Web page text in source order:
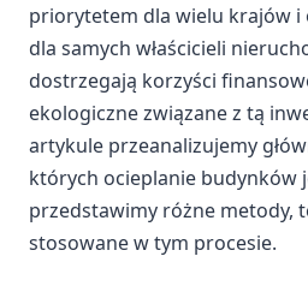
priorytetem dla wielu krajów i
dla samych właścicieli
dostrzegają korzyści
ekologiczne związane z tą
artykule przeanalizujemy
których ocieplanie budynków
przedstawimy różne metody,
stosowane w tym procesie.